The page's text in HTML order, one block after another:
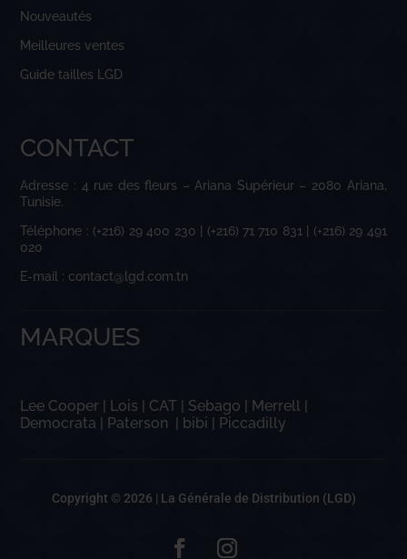
Nouveautés
Meilleures ventes
Guide tailles LGD
CONTACT
Adresse : 4 rue des fleurs – Ariana Supérieur – 2080 Ariana,
Tunisie.
Téléphone : (+216) 29 400 230 | (+216) 71 710 831 | (+216) 29 491
020
E-mail : contact@lgd.com.tn
MARQUES
Lee Cooper | Lois | CAT | Sebago | Merrell |
Democrata | Paterson | bibi | Piccadilly
Copyright © 2026 | La Générale de Distribution (LGD)